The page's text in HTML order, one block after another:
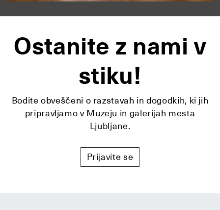
Ostanite z nami v
stiku!
Bodite obveščeni o razstavah in dogodkih, ki jih
pripravljamo v Muzeju in galerijah mesta
Ljubljane.
Prijavite se